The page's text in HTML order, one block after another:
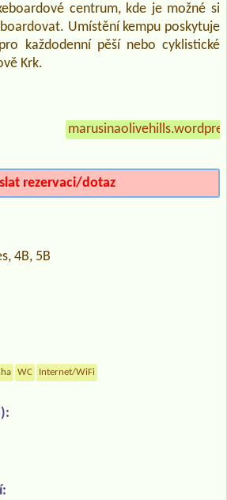
centrum, kde je možné si
Umístění kempu poskytuje
každodenní pěší nebo cyklistické
Krk.
rezervaci/dotaz
4B, 5B
WC
Internet/WiFi